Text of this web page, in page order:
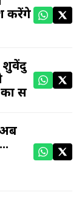
करेंगे
शुवेंदु
का स